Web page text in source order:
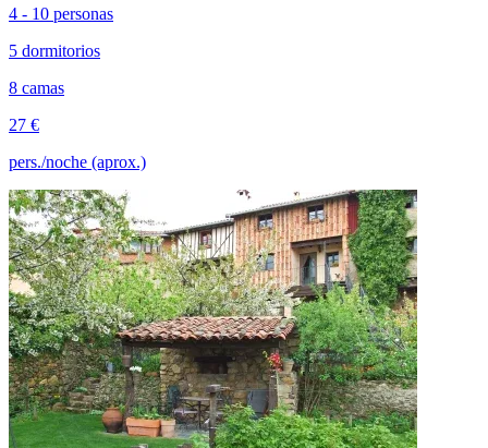
4 - 10 personas
5 dormitorios
8 camas
27 €
pers./noche (aprox.)